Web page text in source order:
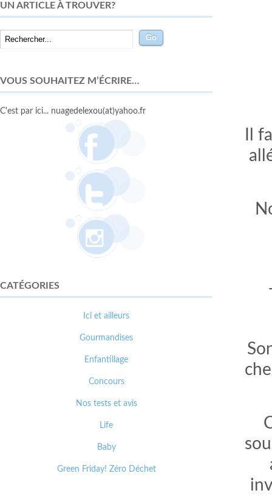
Il
UN ARTICLE À TROUVER?
VOUS SOUHAITEZ M’ÉCRIRE…
C'est par ici... nuagedelexou(at)yahoo.fr
CATÉGORIES
Ici et ailleurs
Gourmandises
Enfantillage
Concours
Nos tests et avis
Life
Baby
Green Friday! Zéro Déchet